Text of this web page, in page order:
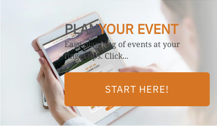
PLANYOUR EVENT
Easy planning of events at your
fingertips. Click...
START HERE!